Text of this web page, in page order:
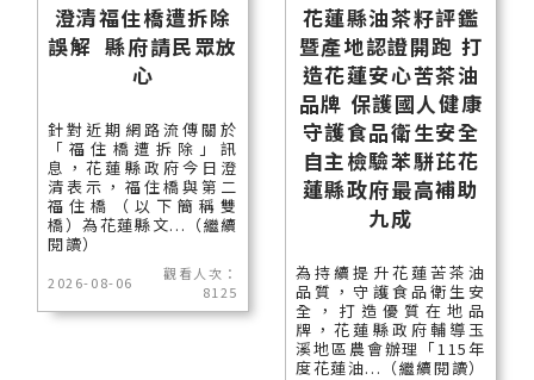
澄清福住橋遭拆除
誤解 縣府請民眾放
心
針對近期網路流傳關於
「福住橋遭拆除」訊
息，花蓮縣政府今日澄
清表示，福住橋與第二
福住橋（以下簡稱雙
橋）為花蓮縣文...（繼續
閱讀）
2026-08-06
觀看人次：
8125
花蓮縣油茶籽評鑑
暨產地認證開跑 打
造花蓮安心苦茶油
品牌 保護國人健康
守護食品衛生安全
自主檢驗苯駢芘花
蓮縣政府最高補助
九成
為持續提升花蓮苦茶油
品質，守護食品衛生安
全，打造優質在地品
牌，花蓮縣政府輔導玉
溪地區農會辦理「115年
度花蓮油...（繼續閱讀）